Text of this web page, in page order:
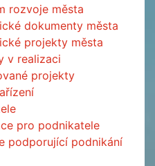
rozvoje města
dokumenty města
projekty města
v realizaci
projekty
pro podnikatele
podporující podnikání